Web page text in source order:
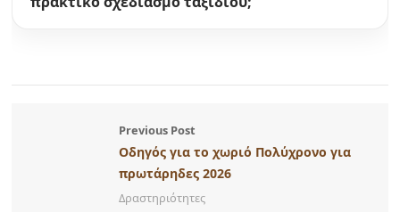
Previous Post
Οδηγός για το χωριό Πολύχρονο για
πρωτάρηδες 2026
Δραστηριότητες